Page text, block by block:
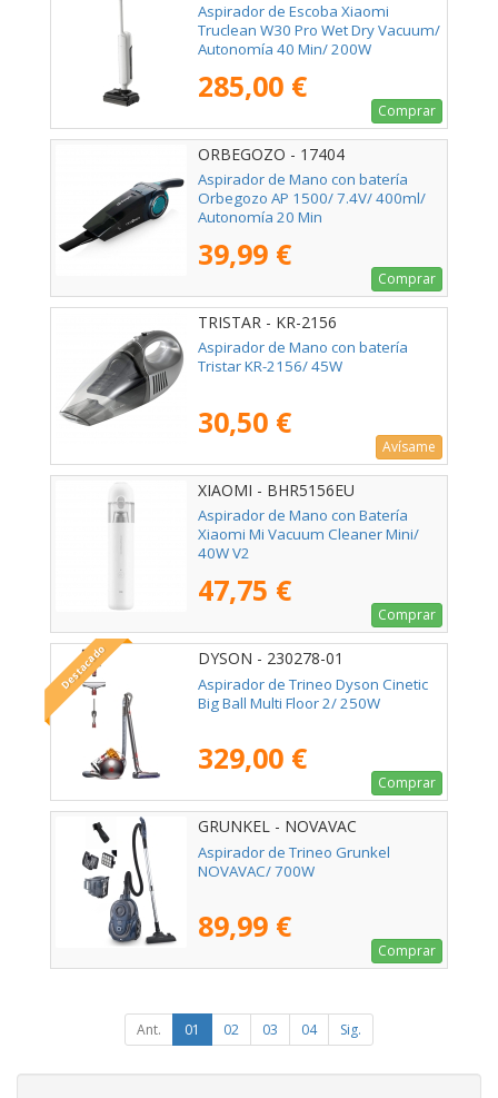
Aspirador de Escoba Xiaomi
Truclean W30 Pro Wet Dry Vacuum/
Autonomía 40 Min/ 200W
285,00 €
Comprar
ORBEGOZO - 17404
Aspirador de Mano con batería
Orbegozo AP 1500/ 7.4V/ 400ml/
Autonomía 20 Min
39,99 €
Comprar
TRISTAR - KR-2156
Aspirador de Mano con batería
Tristar KR-2156/ 45W
30,50 €
Avísame
XIAOMI - BHR5156EU
Aspirador de Mano con Batería
Xiaomi Mi Vacuum Cleaner Mini/
40W V2
47,75 €
Comprar
Destacado DYSON - 230278-01
Aspirador de Trineo Dyson Cinetic
Big Ball Multi Floor 2/ 250W
329,00 €
Comprar
GRUNKEL - NOVAVAC
Aspirador de Trineo Grunkel
NOVAVAC/ 700W
89,99 €
Comprar
Ant. 01 02 03 04 Sig.